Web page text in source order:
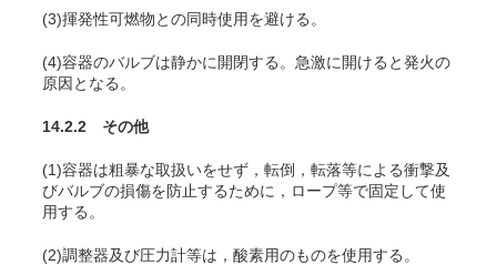
(3)揮発性可燃物との同時使用を避ける。
(4)容器のバルブは静かに開閉する。急激に開けると発火の
原因となる。
14.2.2 その他
(1)容器は粗暴な取扱いをせず，転倒，転落等による衝撃及
びバルブの損傷を防止するために，ロープ等で固定して使
用する。
(2)調整器及び圧力計等は，酸素用のものを使用する。